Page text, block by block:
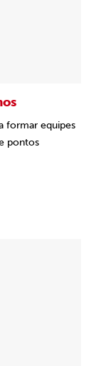
formar equipes
pontos